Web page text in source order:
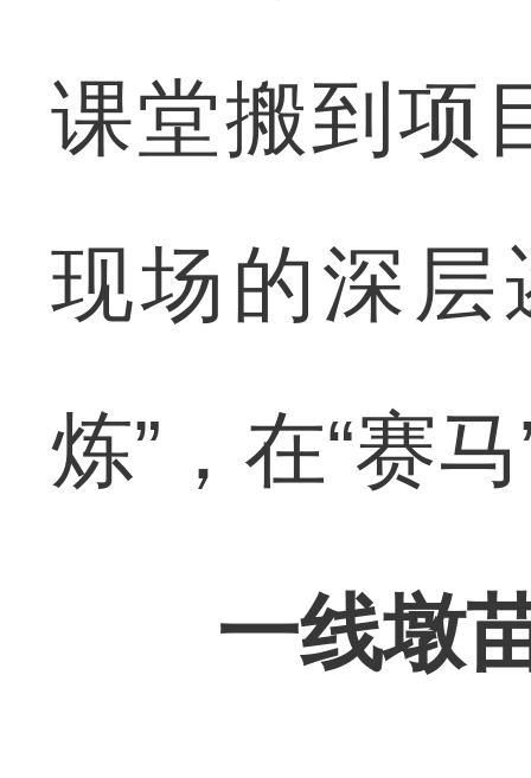
课堂搬到项
现场的深
炼”，在“赛
一线墩